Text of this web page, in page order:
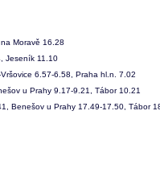
Moravě 16.28
Jeseník 11.10
6.57-6.58, Praha hl.n. 7.02
u Prahy 9.17-9.21, Tábor 10.21
Benešov u Prahy 17.49-17.50, Tábor